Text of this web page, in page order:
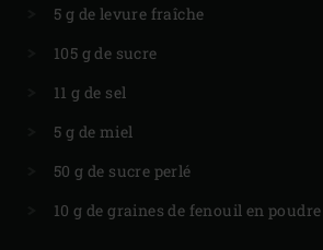
5 g de levure fraîche
105 g de sucre
11 g de sel
5 g de miel
50 g de sucre perlé
10 g de graines de fenouil en poudre